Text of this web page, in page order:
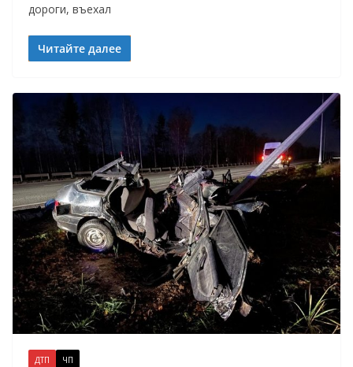
дороги, въехал
Читайте далее
ДТП ЧП